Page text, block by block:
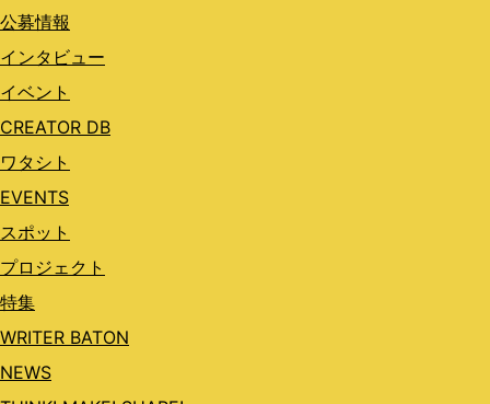
公募情報
インタビュー
イベント
CREATOR DB
ワタシト
EVENTS
スポット
プロジェクト
特集
WRITER BATON
NEWS